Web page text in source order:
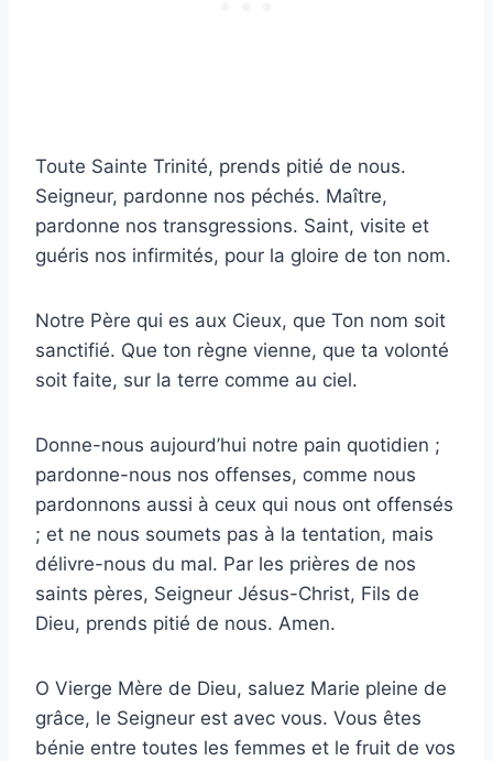
Toute Sainte Trinité, prends pitié de nous.
Seigneur, pardonne nos péchés. Maître,
pardonne nos transgressions. Saint, visite et
guéris nos infirmités, pour la gloire de ton nom.
Notre Père qui es aux Cieux, que Ton nom soit
sanctifié. Que ton règne vienne, que ta volonté
soit faite, sur la terre comme au ciel.
Donne-nous aujourd’hui notre pain quotidien ;
pardonne-nous nos offenses, comme nous
pardonnons aussi à ceux qui nous ont offensés
; et ne nous soumets pas à la tentation, mais
délivre-nous du mal. Par les prières de nos
saints pères, Seigneur Jésus-Christ, Fils de
Dieu, prends pitié de nous. Amen.
O Vierge Mère de Dieu, saluez Marie pleine de
grâce, le Seigneur est avec vous. Vous êtes
bénie entre toutes les femmes et le fruit de vos